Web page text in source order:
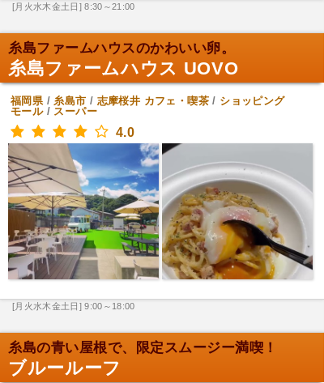
[月火水木金土日] 8:30～21:00
糸島ファームハウスのかわいい卵。
糸島ファームハウス UOVO
福岡県/糸島市 / 志摩桜井 カフェ・喫茶/ ショッピング
モール/ スーパー
4.0
[月火水木金土日] 9:00～18:00
糸島の青い屋根で、限定スムージー満喫！
ブルールーフ